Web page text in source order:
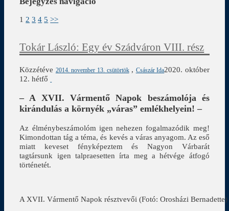
1 2 3 4 5 >>
Tokár László: Egy év Szádváron VIII. rész
Közzétéve 2014. november 13. csütörtök , Császár Ida2020. október
12. hétfő
– A XVII. Vármentő Napok beszámolója és
kirándulás a környék „váras” emlékhelyein! –
Az élménybeszámolóm igen nehezen fogalmazódik meg!
Kimondottan tág a téma, és kevés a váras anyagom. Az eső
miatt keveset fényképeztem és Nagyon Várbarát
tagtársunk igen talpraesetten írta meg a hétvége átfogó
történetét.
A XVII. Vármentő Napok résztvevői (Fotó: Orosházi Bernadette)